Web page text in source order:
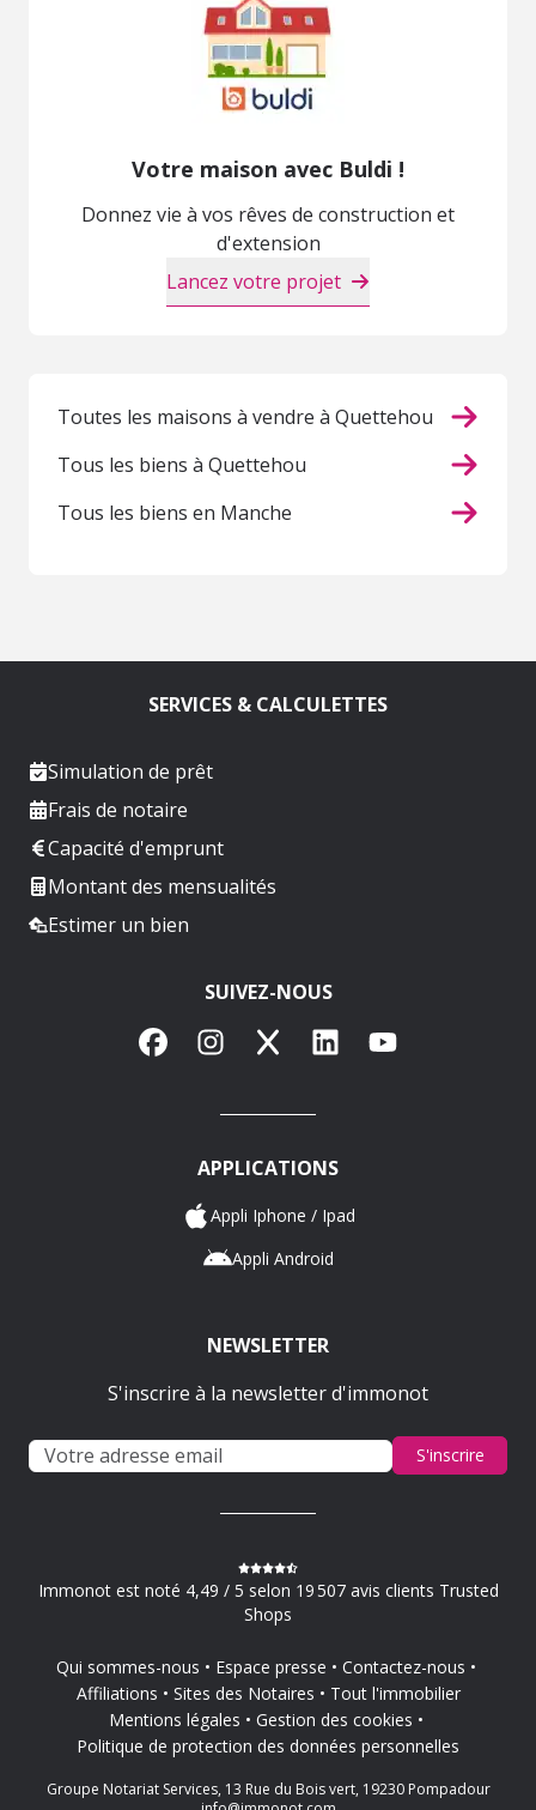
Votre maison avec Buldi !
Donnez vie à vos rêves de construction et
d'extension
Lancez votre projet
Toutes les maisons à vendre à Quettehou
Tous les biens à Quettehou
Tous les biens en Manche
SERVICES & CALCULETTES
Simulation de prêt
Frais de notaire
Capacité d'emprunt
Montant des mensualités
Estimer un bien
SUIVEZ-NOUS
FacebookInstagram
X LinkedInYouTube
APPLICATIONS
Appli Iphone / Ipad
Appli Android
NEWSLETTER
S'inscrire à la newsletter d'immonot
S'inscrire
Immonot est noté 4,49 / 5 selon 19 507 avis clients Trusted
Shops
Qui sommes-nous Espace presse
Contactez-nous
Affiliations
Sites des Notaires
Tout l'immobilier
Mentions légales
Gestion des cookies
Politique de protection des données personnelles
Groupe Notariat Services, 13 Rue du Bois vert, 19230 Pompadour